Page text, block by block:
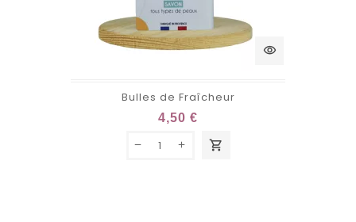
visibility
Bulles de Fraîcheur
4,50 €
shopping_cart